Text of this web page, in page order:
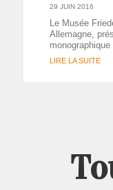
29 JUIN 2016
Le Musée
Allemagne,
LIRE LA SUITE